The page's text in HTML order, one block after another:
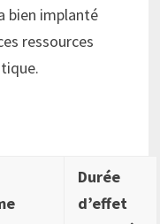
bien implanté
ressources
Durée
d’effet